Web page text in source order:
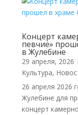
Концерт
певчие»
в Жулебине
29 апреля, 2026 |
Культура,
26 апреля 2026
Жулебине для
концерт